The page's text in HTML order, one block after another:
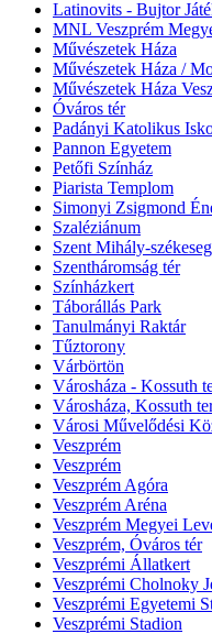
Latinovits - Bujtor
MNL Veszprém
Művészetek Háza
Művészetek Háza /
Művészetek Háza
Óváros tér
Padányi Katolikus
Pannon Egyetem
Petőfi Színház
Piarista Templom
Simonyi Zsigmond
Szaléziánum
Szent Mihály-
Szentháromság tér
Színházkert
Táborállás Park
Tanulmányi Raktár
Tűztorony
Várbörtön
Városháza - Kossuth
Városháza, Kossuth
Városi Művelődési
Veszprém
Veszprém
Veszprém Agóra
Veszprém Aréna
Veszprém Megyei
Veszprém, Óváros tér
Veszprémi Állatkert
Veszprémi Cholnoky
Veszprémi Egyetemi
Veszprémi Stadion